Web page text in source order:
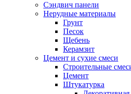
Сэндвич панели
Нерудные материалы
Грунт
Песок
Щебень
Керамзит
Цемент и сухие смеси
Строительные
Цемент
Штукатурка